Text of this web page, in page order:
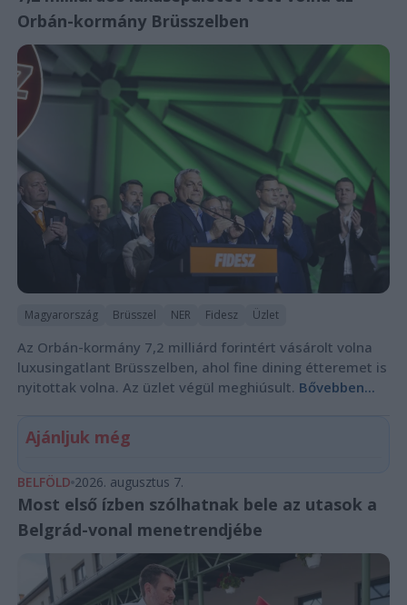
Orbán-kormány Brüsszelben
Magyarország Brüsszel NER Fidesz Üzlet
Az Orbán-kormány 7,2 milliárd forintért vásárolt volna
luxusingatlant Brüsszelben, ahol fine dining étteremet is
nyitottak volna. Az üzlet végül meghiúsult. Bővebben...
Ajánljuk még
BELFÖLD 2026. augusztus 7.
Most első ízben szólhatnak bele az utasok a
Belgrád-vonal menetrendjébe